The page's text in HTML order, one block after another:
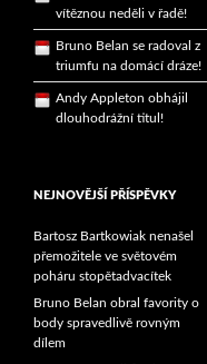
vítěznou neděli v řadě!
Bruno Belan se radoval z
triumfu na domácí dráze!
Andy Appleton obhájil
dlouhodrážní titul!
NEJNOVĚJŠÍ PŘÍSPĚVKY
Bartosz Bartkowiak nenašel
přemožitele ve světovém
poháru stopětadvacítek
Bruno Belan obral favority o
body spravedlivě rovným
dílem